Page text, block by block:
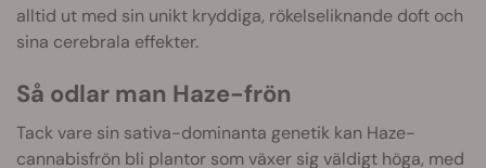
alltid ut med sin unikt kryddiga, rökelseliknande doft och
sina cerebrala effekter.
Så odlar man Haze-frön
Tack vare sin sativa-dominanta genetik kan Haze-
cannabisfrön bli plantor som växer sig väldigt höga, med